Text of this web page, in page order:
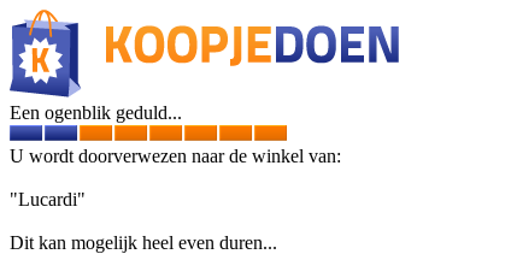
Een ogenblik geduld...
U wordt doorverwezen naar de winkel van:
"Lucardi"
Dit kan mogelijk heel even duren...